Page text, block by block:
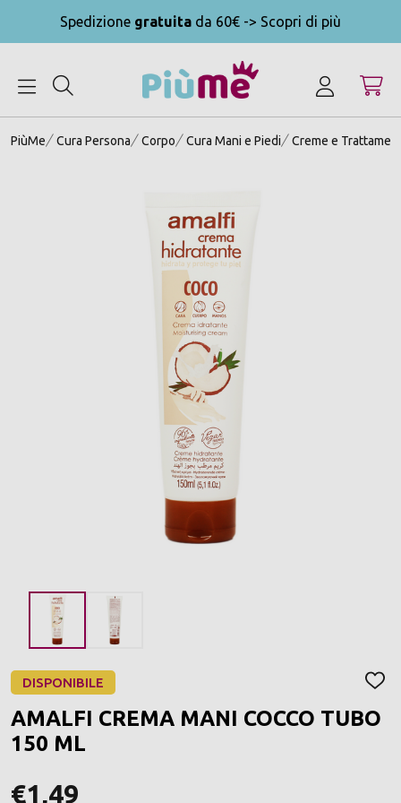
Spedizione gratuita da 60€ -> Scopri di più
PiùMe Cura Persona Corpo Cura Mani e Piedi Creme e
DISPONIBILE
DEI
AMALFI CREMA MANI COCCO TUBO
150 ML
€1,49